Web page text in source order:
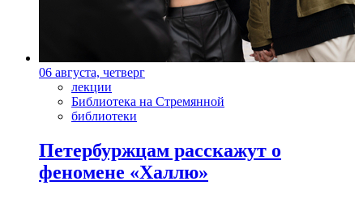
06 августа, четверг
лекции
Библиотека на Стремянной
библиотеки
Петербуржцам расскажут о
феномене «Халлю»